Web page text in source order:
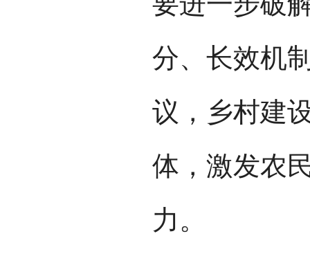
分、长效机
议，乡村建
体，激发农
力。